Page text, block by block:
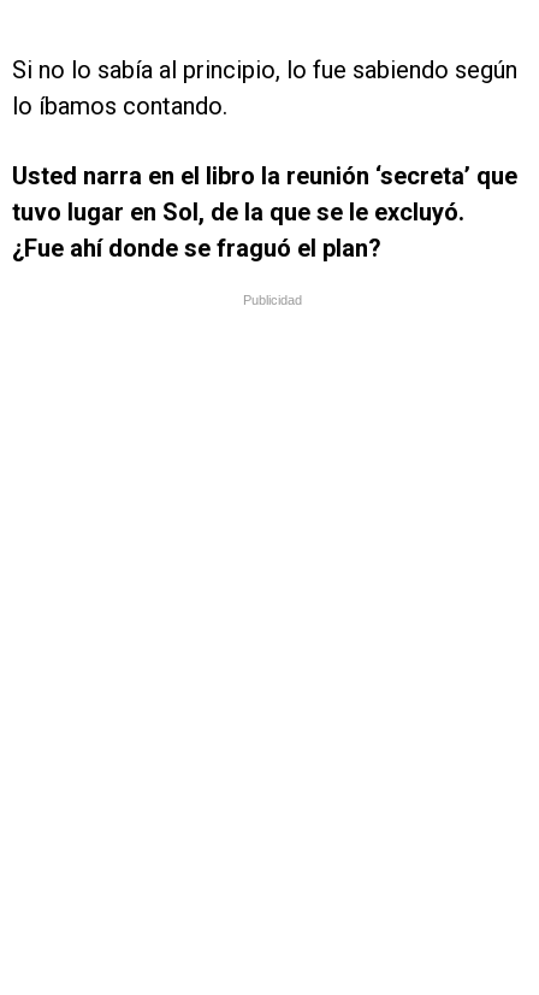
Si no lo sabía al principio, lo fue sabiendo según
lo íbamos contando.
Usted narra en el libro la reunión ‘secreta’ que
tuvo lugar en Sol, de la que se le excluyó.
¿Fue ahí donde se fraguó el plan?
Publicidad